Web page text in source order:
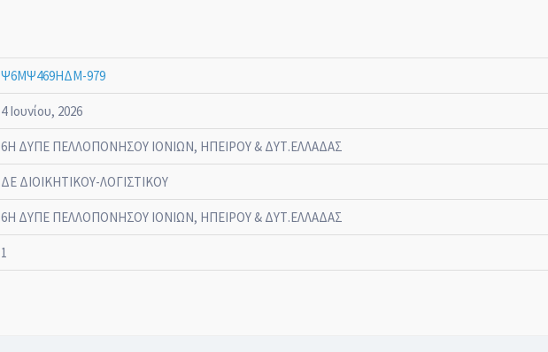
Ψ6ΜΨ469ΗΔΜ-979
4 Ιουνίου, 2026
6Η ΔΥΠΕ ΠΕΛΛΟΠΟΝΗΣΟΥ ΙΟΝΙΩΝ, ΗΠΕΙΡΟΥ & ΔΥΤ.ΕΛΛΑΔΑΣ
ΔΕ ΔΙΟΙΚΗΤΙΚΟΥ-ΛΟΓΙΣΤΙΚΟΥ
6Η ΔΥΠΕ ΠΕΛΛΟΠΟΝΗΣΟΥ ΙΟΝΙΩΝ, ΗΠΕΙΡΟΥ & ΔΥΤ.ΕΛΛΑΔΑΣ
1